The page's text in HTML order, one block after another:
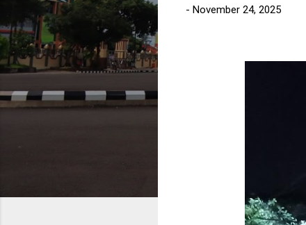
- November 24, 2025